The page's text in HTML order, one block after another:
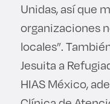
Unidas, así que
organizaciones
locales”.
Jesuita a
HIAS México,